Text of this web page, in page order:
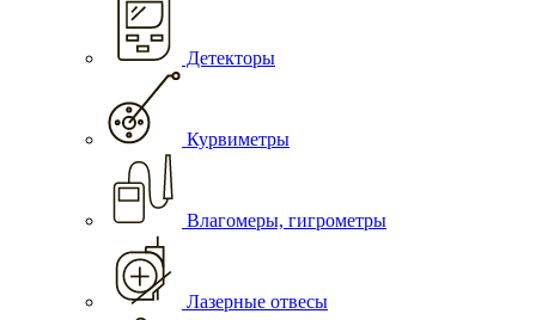
Детекторы
Курвиметры
Влагомеры, гигрометры
Лазерные отвесы